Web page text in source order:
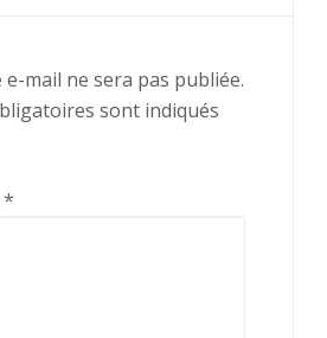
mail ne sera pas publiée.
sont indiqués
*